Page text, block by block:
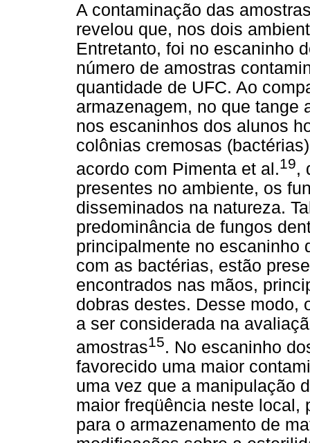
A contaminação das
revelou que, nos dois
Entretanto, foi no escaninho
número de amostras
quantidade de UFC. Ao
armazenagem, no que tange
nos escaninhos dos alunos
colônias cremosas
acordo com Pimenta et al.19,
presentes no ambiente, os
disseminados na natureza.
predominância de fungos
principalmente no escaninho
com as bactérias, estão
encontrados nas mãos,
dobras destes. Desse modo,
a ser considerada na
amostras15. No escaninho
favorecido uma maior
uma vez que a manipulação
maior freqüência neste local,
para o armazenamento de